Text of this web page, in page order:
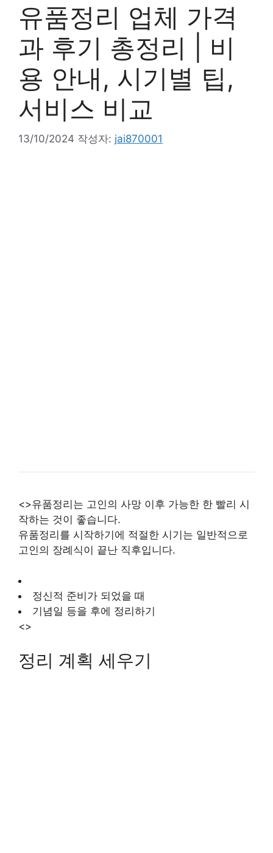
유품정리 업체 가격
과 후기 총정리 | 비
용 안내, 시기별 팁,
서비스 비교
13/10/2024 작성자: jai870001
<>유품정리는 고인의 사망 이후 가능한 한 빨리 시
작하는 것이 좋습니다.
유품정리를 시작하기에 적절한 시기는 일반적으로
고인의 장례식이 끝난 직후입니다.
정신적 준비가 되었을 때
기념일 등을 후에 정리하기
<>
정리 계획 세우기